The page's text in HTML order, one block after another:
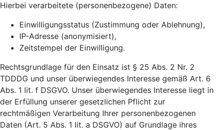
Hierbei verarbeitete (personenbezogene) Daten:
Einwilligungsstatus (Zustimmung oder Ablehnung),
IP-Adresse (anonymisiert),
Zeitstempel der Einwilligung.
Rechtsgrundlage für den Einsatz ist § 25 Abs. 2 Nr. 2
TDDDG und unser überwiegendes Interesse gemäß Art. 6
Abs. 1 lit. f DSGVO. Unser überwiegendes Interesse liegt in
der Erfüllung unserer gesetzlichen Pflicht zur
rechtmäßigen Verarbeitung Ihrer personenbezogenen
Daten (Art. 5 Abs. 1 lit. a DSGVO) auf Grundlage ihres